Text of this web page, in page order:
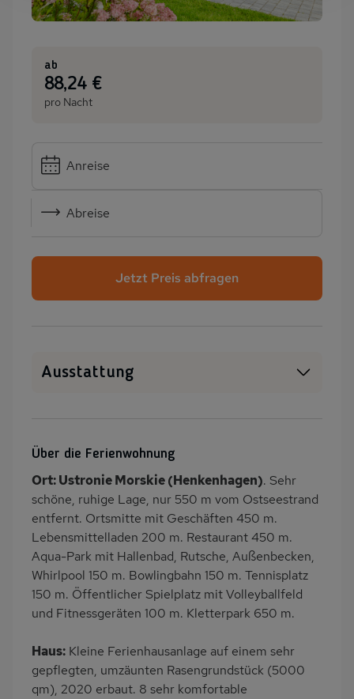
ab
:88,24 €
pro Nacht
Anreise
Abreise
Jetzt Preis abfragen
Ausstattung
Wäschetrockner
Garten
Terrasse
Grill
PKW-Parkplatz
Ladestation E-Car
Eingezäuntes
Grundstück
Dusche
Küche
Herd (4 Kochfelder)
Kühlschrank
Mikrowelle
Ruhige Lage
Babybett
Über die Ferienwohnung
Ort: Ustronie Morskie (Henkenhagen). Sehr
schöne, ruhige Lage, nur 550 m vom Ostseestrand
entfernt. Ortsmitte mit Geschäften 450 m.
Lebensmittelladen 200 m. Restaurant 450 m.
Aqua-Park mit Hallenbad, Rutsche, Außenbecken,
Whirlpool 150 m. Bowlingbahn 150 m. Tennisplatz
150 m. Öffentlicher Spielplatz mit Volleyballfeld
und Fitnessgeräten 100 m. Kletterpark 650 m.
Haus: Kleine Ferienhausanlage auf einem sehr
gepflegten, umzäunten Rasengrundstück (5000
qm), 2020 erbaut. 8 sehr komfortable